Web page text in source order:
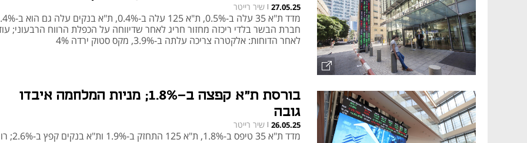
למניות המדד.
תכלית סל ממונפת ת"א 35 פי 3 חודשי
המספקת תשואה חודשית פי 3 מתשואת המדד. הקרן אינה חשופה למט"ח.
ארוך. אפקט התשואה המורכבת עלול לשחוק את הביצועים לאורך זמן, במיוחד בתקופות
של תנודתיות חריפה או מגמה הפכפכה.
27.05.25
| שיר רייטר
חברת הבשר בלדי ריכזה מחזור חריג לאחר שדיווחה על הכפלת הרווח הרבעוני;
לאחר הדוחות: אלקטרה צריכה עלתה ב-3.9%, מקס סטוק ירדה 4%
בורסת ת"א קפצה ב-1.8%; מניות המלחמה איבדו
גובה
26.05.25
| שיר רייטר
מדד ת"א 35 טיפס ב-1.8%,